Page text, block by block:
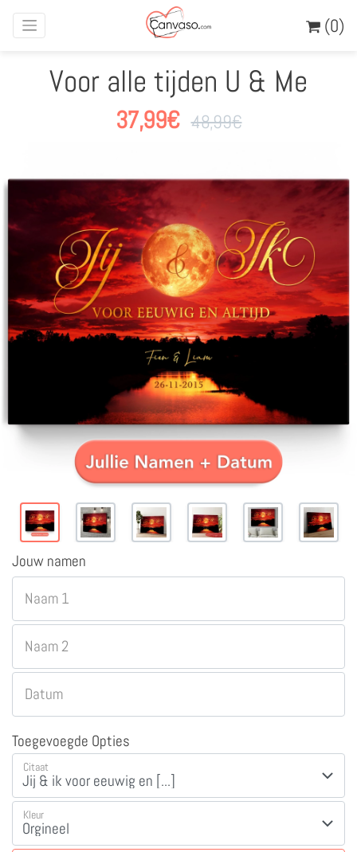
(0)
Voor alle tijden U & Me
37,99€ 48,99€
Jouw namen
Naam 1
Naam 2
Datum
Toegevoegde Opties
Citaat
Kleur